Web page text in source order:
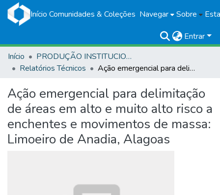
Início Comunidades & Coleções Navegar Sobre
Entrar
Início
PRODUÇÃO INSTITUCIONAL
Relatórios Técnicos
Ação emergencial para delimitação de áreas em alto e muito alto risco a enchentes e movimentos de massa: Limoeiro de Anadia, Alagoas
Ação emergencial para delimitação
de áreas em alto e muito alto risco a
enchentes e movimentos de massa:
Limoeiro de Anadia, Alagoas